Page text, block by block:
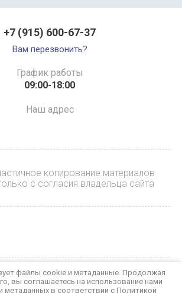
+7 (915) 600-67-37
Вам перезвонить?
График работы
09:00-18:00
Наш адрес
копирование материалов
с согласия владельца сайта
файлы cookie и метаданные. Продолжая
вы соглашаетесь на использование нами
метаданных в соответствии с Политикой